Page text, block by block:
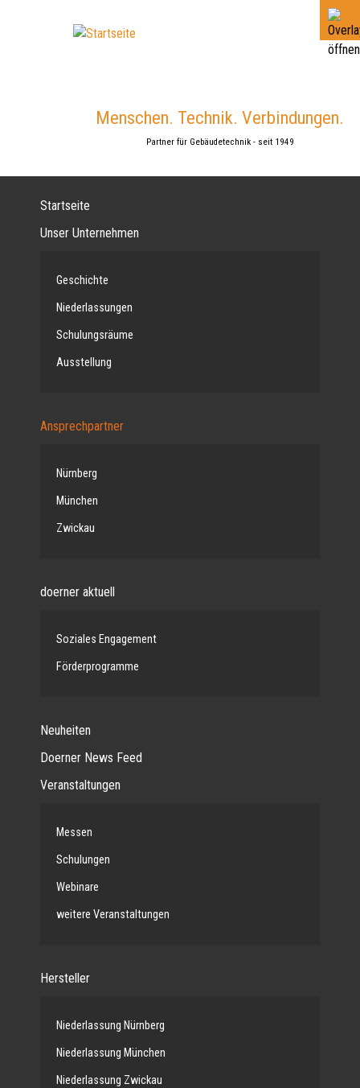
Menschen. Technik. Verbindungen.
Partner für Gebäudetechnik - seit 1949
Startseite
Unser Unternehmen
Geschichte
Niederlassungen
Schulungsräume
Ausstellung
Ansprechpartner
Nürnberg
München
Zwickau
doerner aktuell
Soziales Engagement
Förderprogramme
Neuheiten
Doerner News Feed
Veranstaltungen
Messen
Schulungen
Webinare
weitere Veranstaltungen
Hersteller
Niederlassung Nürnberg
Niederlassung München
Niederlassung Zwickau